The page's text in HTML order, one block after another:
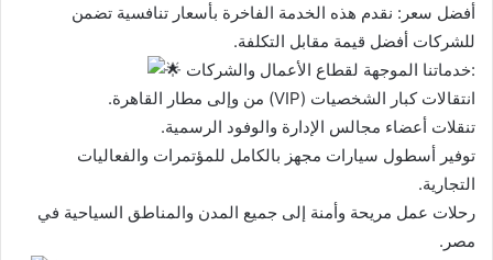
أفضل سعر: نقدم هذه الخدمة الفاخرة بأسعار تنافسية تضمن
للشركات أفضل قيمة مقابل التكلفة.
خدماتنا الموجهة لقطاع الأعمال والشركات:
انتقالات كبار الشخصيات (VIP) من وإلى مطار القاهرة.
تنقلات أعضاء مجالس الإدارة والوفود الرسمية.
توفير أسطول سيارات مجهز بالكامل للمؤتمرات والفعاليات
التجارية.
رحلات عمل مريحة وأمنة إلى جميع المدن والمناطق السياحية في
مصر.